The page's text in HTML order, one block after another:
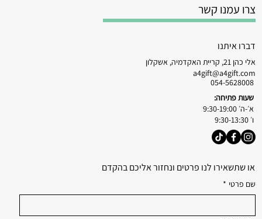
או שתשאירו לנו פרטים ונחזור אליכם בהקדם
שם פרטי *
צרו עמנו קשר
דברו איתנו
אלי כהן 21, קריית האקדמיה, אשקלון
a4gift@a4gift.com
054-5628008
שעות פתיחה:
א׳-ה׳ 9:30-19:00
ו׳ 9:30-13:30